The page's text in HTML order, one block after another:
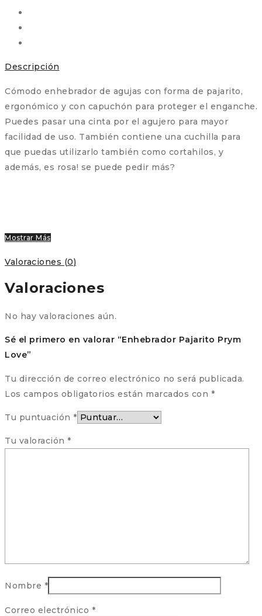
Descripción
Cómodo enhebrador de agujas con forma de pajarito,
ergonómico y con capuchón para proteger el enganche.
Puedes pasar una cinta por el agujero para mayor
facilidad de uso. También contiene una cuchilla para
que puedas utilizarlo también como cortahilos, y
además, es rosa! se puede pedir más?
Mostrar Más
Valoraciones (0)
Valoraciones
No hay valoraciones aún.
Sé el primero en valorar “Enhebrador Pajarito Prym
Love”
Tu dirección de correo electrónico no será publicada.
Los campos obligatorios están marcados con *
Tu puntuación *
Tu valoración *
Nombre *
Correo electrónico *